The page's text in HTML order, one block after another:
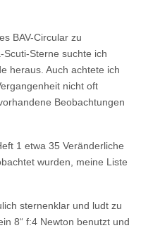
BAV-Circular zu
Scuti-Sterne suchte ich
heraus. Auch achtete ich
nicht oft
Beobachtungen
1 etwa 35 Veränderliche
wurden, meine Liste
sternenklar und ludt zu
8“ f:4 Newton benutzt und